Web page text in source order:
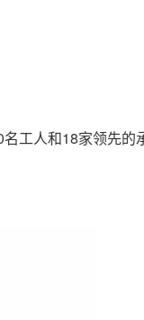
工人和18家领先的